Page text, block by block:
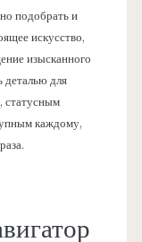
подобрать и
искусство,
изысканного
деталью для
статусным
каждому,